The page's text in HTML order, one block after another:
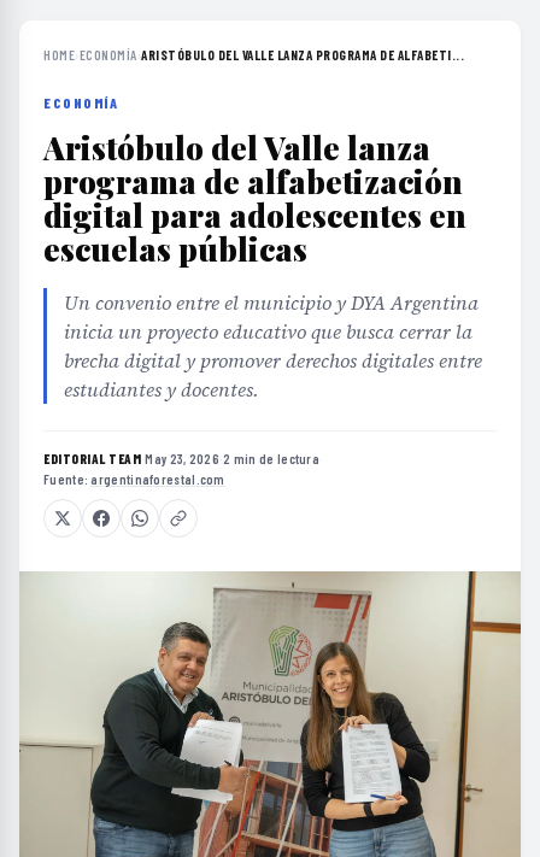
HOME›ECONOMÍA›ARISTÓBULO DEL VALLE LANZA PROGRAMA DE ALFABETI...
ECONOMÍA
Aristóbulo del Valle lanza
programa de alfabetización
digital para adolescentes en
escuelas públicas
Un convenio entre el municipio y DYA Argentina
inicia un proyecto educativo que busca cerrar la
brecha digital y promover derechos digitales entre
estudiantes y docentes.
EDITORIAL TEAM·May 23, 2026·2 min de lectura·
Fuente:argentinaforestal.com